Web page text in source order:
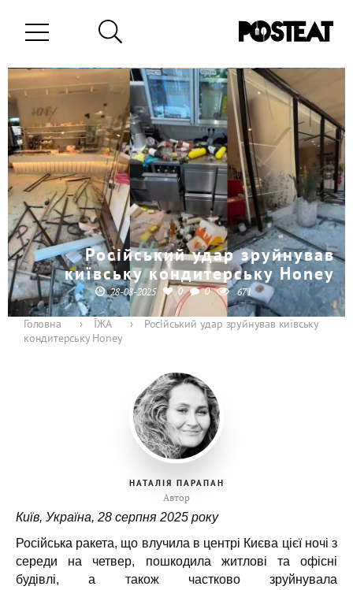
Російський удар зруйнував
київську кондитерську Honey
28-08-2025 0 0 671
Головна › ЇЖА ›
Російський удар зруйнував київську
кондитерську Honey
НАТАЛІЯ ПАРАПАН
Автор
Київ, Україна, 28 серпня 2025 року
Російська ракета, що влучила в центрі Києва цієї ночі з
середи на четвер, пошкодила житлові та офісні
будівлі, а також частково зруйнувала